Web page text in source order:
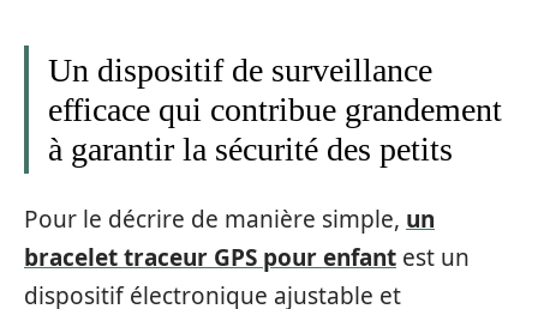
Un dispositif de surveillance
efficace qui contribue grandement
à garantir la sécurité des petits
Pour le décrire de manière simple, un
bracelet traceur GPS pour enfant est un
dispositif électronique ajustable et